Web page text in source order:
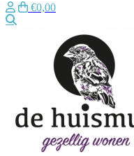
€0,00